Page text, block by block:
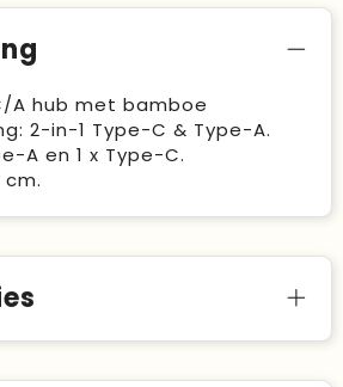
A hub met bamboe
2-in-1 Type-C & Type-A.
A en 1 x Type-C.